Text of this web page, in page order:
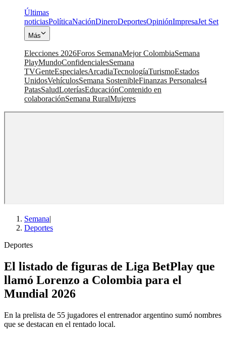
Últimas
noticiasPolíticaNaciónDineroDeportesOpiniónImpresaJet Set
Más
Elecciones 2026Foros SemanaMejor ColombiaSemana
PlayMundoConfidencialesSemana
TVGenteEspecialesArcadiaTecnologíaTurismoEstados
UnidosVehículosSemana SostenibleFinanzas Personales4
PatasSaludLoteríasEducaciónContenido en
colaboraciónSemana RuralMujeres
Semana|
Deportes
Deportes
El listado de figuras de Liga BetPlay que
llamó Lorenzo a Colombia para el
Mundial 2026
En la prelista de 55 jugadores el entrenador argentino sumó nombres
que se destacan en el rentado local.